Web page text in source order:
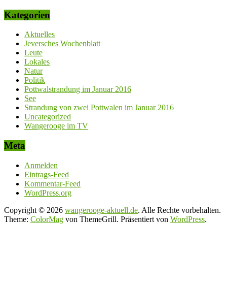
Kategorien
Aktuelles
Jeversches Wochenblatt
Leute
Lokales
Natur
Politik
Pottwalstrandung im Januar 2016
See
Strandung von zwei Pottwalen im Januar 2016
Uncategorized
Wangerooge im TV
Meta
Anmelden
Eintrags-Feed
Kommentar-Feed
WordPress.org
Copyright © 2026 wangerooge-aktuell.de. Alle Rechte vorbehalten.
Theme: ColorMag von ThemeGrill. Präsentiert von WordPress.